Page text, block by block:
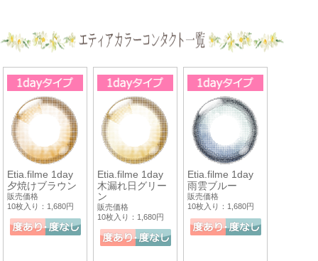
Etia.filme 1day
夕焼けブラウン
販売価格
10枚入り：1,680円
Etia.filme 1day
木漏れ日グリー
ン
販売価格
10枚入り：1,680円
Etia.filme 1day
雨雲ブルー
販売価格
10枚入り：1,680円